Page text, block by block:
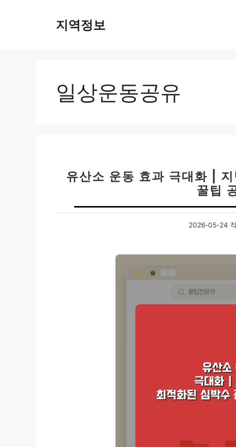
지역정보
일상운동공유
유산소 운동 효과 극대화 |
꿀팁
2026-05-24